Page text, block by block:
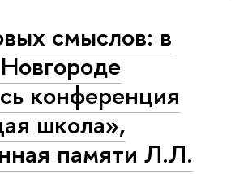
смыслов: в
конференция
школа»,
памяти Л.Л.